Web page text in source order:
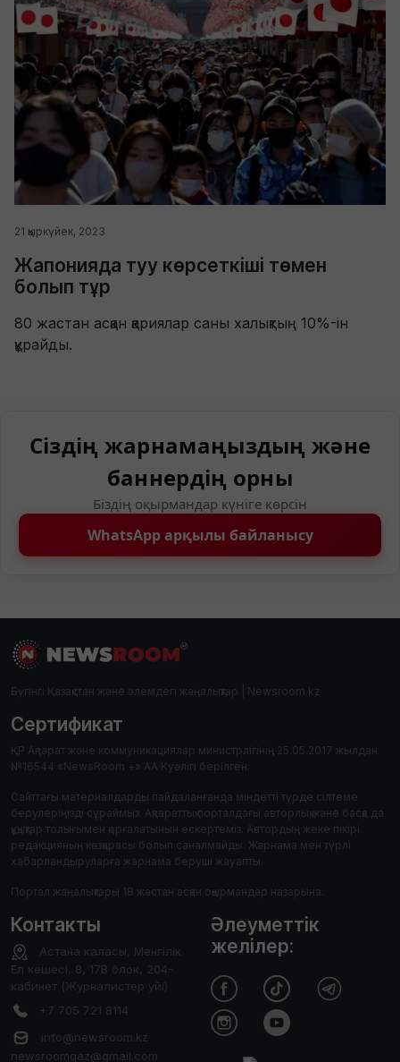
21 қыркүйек, 2023
Жапонияда туу көрсеткіші төмен
болып тұр
80 жастан асқан қариялар саны халықтың 10%-ін
құрайды.
Сіздің жарнамаңыздың және
баннердің орны
Біздің оқырмандар күніге көрсін
WhatsApp арқылы байланысу
Бүгінгі Қазақстан және әлемдегі жаңалықтар | Newsroom.kz
Сертификат
ҚР Ақпарат және коммуникациялар министрлігінің 25.05.2017 жылдан
№16544 «NewsRoom +» АА Куәлігі берілген.
Сайттағы материалдарды пайдаланғанда міндетті түрде сілтеме
берулеріңізді сұраймыз. Ақпараттық порталдағы авторлық және басқа да
құқықтар толығымен қорғалатынын ескертеміз. Автордың жеке пікірі
редакцияның көзқарасы болып саналмайды. Жарнама мен түрлі
хабарландыруларға жарнама беруші жауапты.
Портал жаңалықтары 18 жастан асқан оқырмандар назарына.
Контакты
Астана каласы, Менгілік
Ел кешесі, 8, 17В блок, 204-
кабинет (Журналистер уйі)
+7 705 721 8114
info@newsroom.kz
newsroomqaz@gmail.com
Әлеуметтік
желілер: